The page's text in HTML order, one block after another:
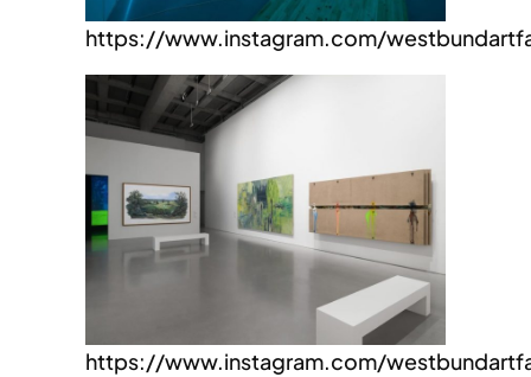
https://www.instagram.com/
https://www.instagram.com/